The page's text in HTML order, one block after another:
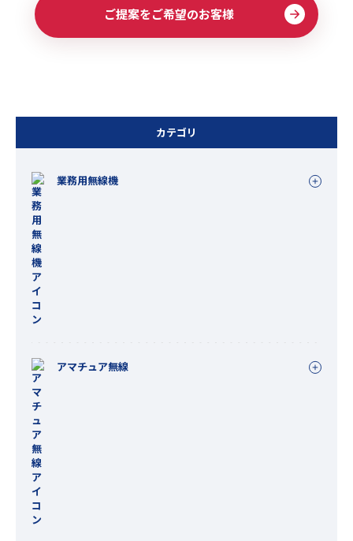
カテゴリ
業務用無線機
アマチュア無線
ご提案をご希望のお客様